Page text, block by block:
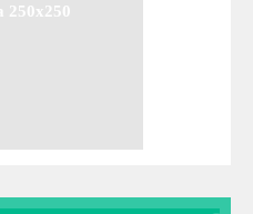
250x250